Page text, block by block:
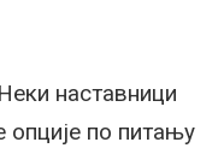
наставници
опције по питању